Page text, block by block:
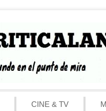
CINE & TV